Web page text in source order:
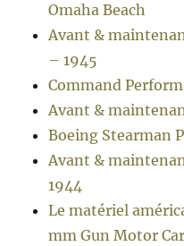
Omaha Beach
Avant &
– 1945
Command
Avant &
Boeing Stearman
Avant &
1944
Le matériel
mm Gun Motor